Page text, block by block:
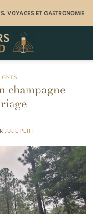
VOYAGES ET GASTRONOMIE
champagne
JULIE PETIT